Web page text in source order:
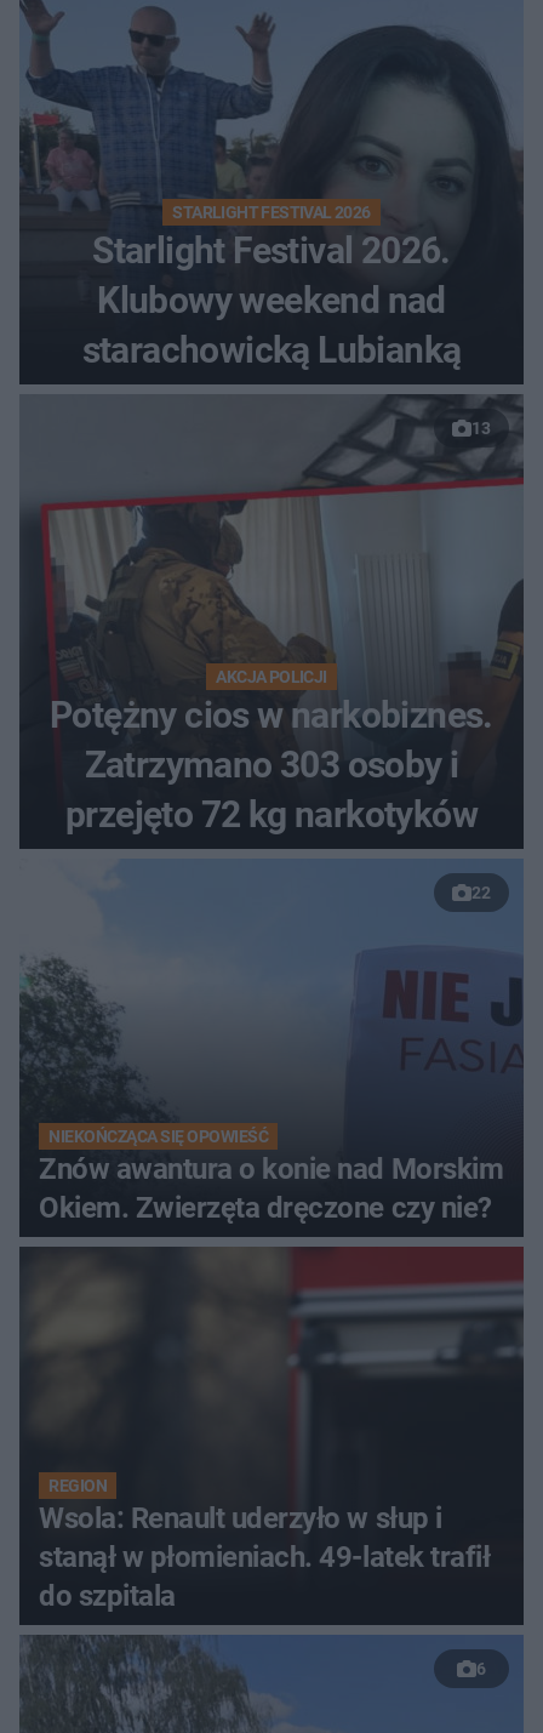
STARLIGHT FESTIVAL 2026
Starlight Festival 2026.
Klubowy weekend nad
starachowicką Lubianką
13
AKCJA POLICJI
Potężny cios w narkobiznes.
Zatrzymano 303 osoby i
przejęto 72 kg narkotyków
22
NIEKOŃCZĄCA SIĘ OPOWIEŚĆ
Znów awantura o konie nad Morskim
Okiem. Zwierzęta dręczone czy nie?
REGION
Wsola: Renault uderzyło w słup i
stanął w płomieniach. 49-latek trafił
do szpitala
6